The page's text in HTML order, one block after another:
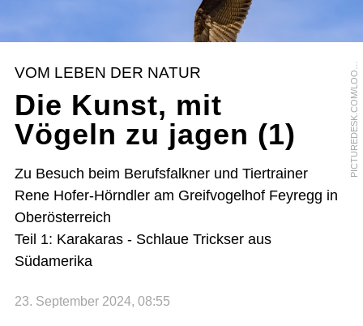
P
I
C
T
U
R
E
D
E
S
K
.
C
O
M
/
L
O
O
K
P
H
O
T
O
S
VOM LEBEN DER NATUR
Die Kunst, mit
Vögeln zu jagen (1)
Zu Besuch beim Berufsfalkner und Tiertrainer
Rene Hofer-Hörndler am Greifvogelhof Feyregg in
Oberösterreich
Teil 1: Karakaras - Schlaue Trickser aus
Südamerika
23. September 2024, 08:55